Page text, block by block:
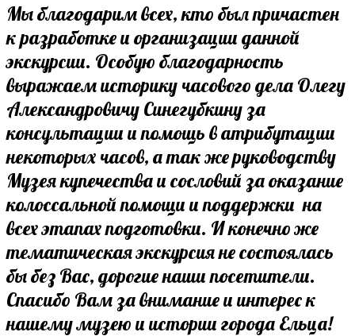
Мы благодарим всех, кто был причастен
к разработке и организации данной
экскурсии. Особую благодарность
выражаем историку часового дела Олегу
Александровичу Синегубкину за
консультации и помощь в атрибутации
некоторых часов, а так же руководству
Музея купечества и сословий за оказание
колоссальной помощи и поддержки на
всех этапах подготовки. И конечно же
тематическая экскурсия не состоялась
бы без Вас, дорогие наши посетители.
Спасибо Вам за внимание и интерес к
нашему музею и истории города Ельца!